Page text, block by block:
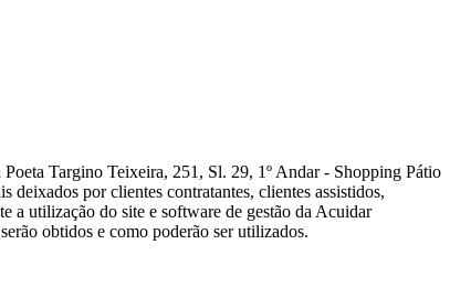
Targino Teixeira, 251, Sl. 29, 1º Andar - Shopping Pátio
deixados por clientes contratantes, clientes assistidos,
a utilização do site e software de gestão da Acuidar
obtidos e como poderão ser utilizados.